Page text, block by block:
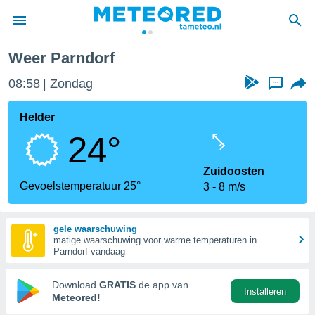
door
verstrekte
hoge
hebt de
voor
op basis
Weer Parndorf
08:58 Zondag ...
Helder
24°
Gevoelstemperatuur 25°
Zuidoosten
3
8 m/s
gele waarschuwing
matige waarschuwing voor warme temperaturen in
Parndorf vandaag
Download GRATIS de app van
Meteored!
Installeren